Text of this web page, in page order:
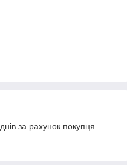
за рахунок покупця